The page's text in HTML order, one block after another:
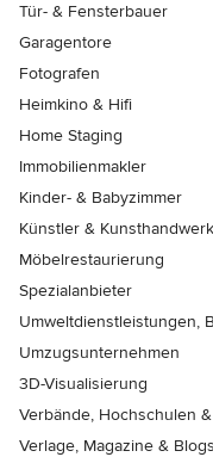
Tür- & Fensterbauer
Garagentore
Fotografen
Heimkino & Hifi
Home Staging
Immobilienmakler
Kinder- & Babyzimmer
Künstler & Kunsthandwerk
Möbelrestaurierung
Spezialanbieter
Umweltdienstleistungen,
Umzugsunternehmen
3D-Visualisierung
Verbände, Hochschulen
Verlage, Magazine & Blogs